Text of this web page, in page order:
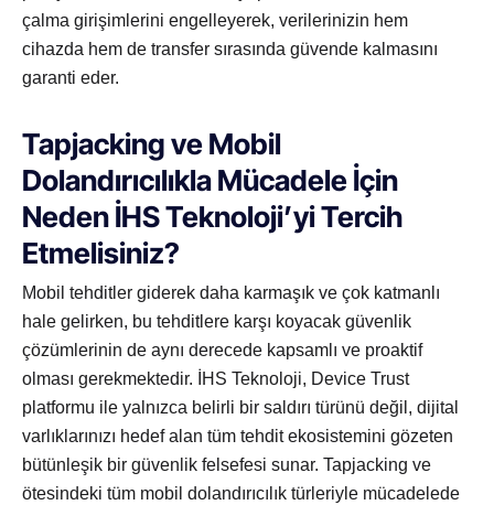
çalma girişimlerini engelleyerek, verilerinizin hem
cihazda hem de transfer sırasında güvende kalmasını
garanti eder.
Tapjacking ve Mobil
Dolandırıcılıkla Mücadele İçin
Neden İHS Teknoloji’yi Tercih
Etmelisiniz?
Mobil tehditler giderek daha karmaşık ve çok katmanlı
hale gelirken, bu tehditlere karşı koyacak güvenlik
çözümlerinin de aynı derecede kapsamlı ve proaktif
olması gerekmektedir. İHS Teknoloji, Device Trust
platformu ile yalnızca belirli bir saldırı türünü değil, dijital
varlıklarınızı hedef alan tüm tehdit ekosistemini gözeten
bütünleşik bir güvenlik felsefesi sunar. Tapjacking ve
ötesindeki tüm mobil dolandırıcılık türleriyle mücadelede